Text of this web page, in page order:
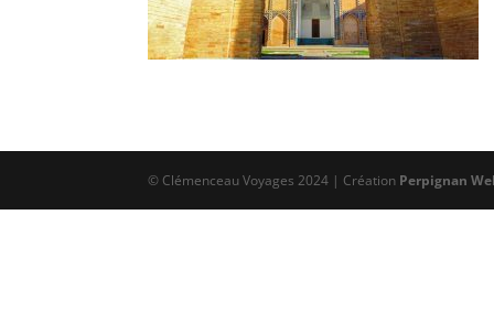
© Clémenceau Voyages 2024 | Création Perpignan